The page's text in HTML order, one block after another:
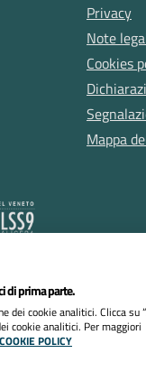
Privacy
Note
Cookies
Mappa
di prima parte.
dei cookie analitici. Clicca su “
cookie analitici. Per maggiori
COOKIE POLICY